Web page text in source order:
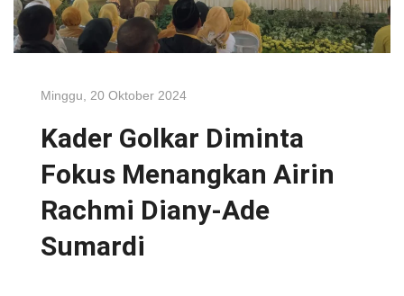
Minggu, 20 Oktober 2024
Kader Golkar Diminta
Fokus Menangkan Airin
Rachmi Diany-Ade
Sumardi